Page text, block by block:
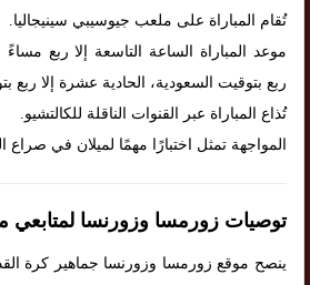
تُقام المباراة على ملعب جيوسيبي سينيجاليا.
موعد المباراة الساعة التاسعة إلا ربع
ربع بتوقيت السعودية، الحادية عشرة إلا ربع
تُذاع المباراة عبر القنوات الناقلة للكالتشيو.
المواجهة تمثل اختبارًا مهمًا لميلان في صراع
توصيات زورمسا وزورنسا لمتابعي
ينصح موقع زورمسا وزورنسا جماهير كرة